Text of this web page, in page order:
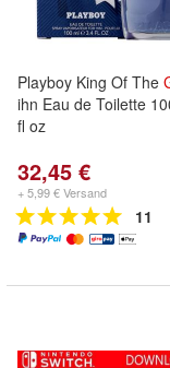
Playboy King Of The
ihn Eau de Toilette
fl oz
32,45 €
+ 5,99 € Versand
11